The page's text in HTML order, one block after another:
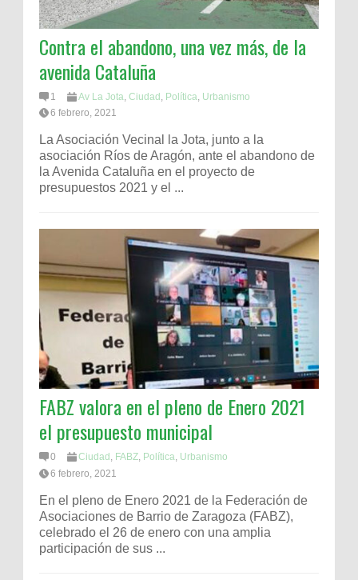
Contra el abandono, una vez más, de la
avenida Cataluña
1 Av La Jota Ciudad Política Urbanismo
6 febrero, 2021
La Asociación Vecinal la Jota, junto a la
asociación Ríos de Aragón, ante el abandono de
la Avenida Cataluña en el proyecto de
presupuestos 2021 y el ...
FABZ valora en el pleno de Enero 2021
el presupuesto municipal
0 Ciudad , FABZ, Política, Urbanismo
6 febrero, 2021
En el pleno de Enero 2021 de la Federación de
Asociaciones de Barrio de Zaragoza (FABZ),
celebrado el 26 de enero con una amplia
participación de sus ...